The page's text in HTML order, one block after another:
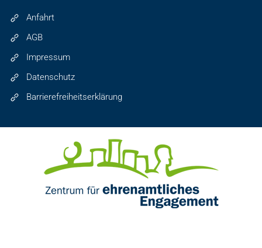
Anfahrt
AGB
Impressum
Datenschutz
Barrierefreiheitserklärung